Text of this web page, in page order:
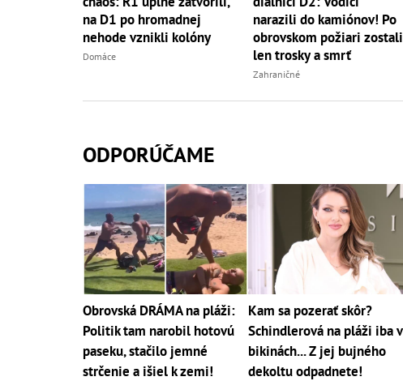
na D1 po hromadnej
nehode vznikli kolóny
Domáce
narazili do kamiónov! Po
obrovskom požiari zostali
len trosky a smrť
Zahraničné
ODPORÚČAME
Obrovská DRÁMA na pláži:
Politik tam narobil hotovú
paseku, stačilo jemné
strčenie a išiel k zemi!
Kam sa pozerať skôr?
Schindlerová na pláži iba v
bikinách... Z jej bujného
dekoltu odpadnete!